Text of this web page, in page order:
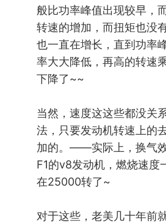
般比功率峰值出现较早，
转速的增加，而扭矩也没
也一直在增长，直到功率
率大大降低，再高的转速
下降了~~
当然，速度这这些都没关
法，只要发动机转速上的
加的。——实际上，换气
F1的v8发动机，燃烧速度
在25000转了~
对于这些，老美几十年前